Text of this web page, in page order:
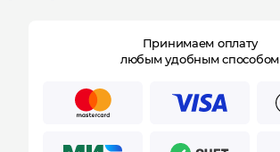
Принимаем оплату
любым удобным способом